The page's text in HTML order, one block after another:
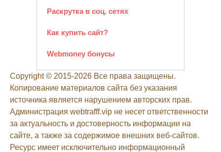
Раскрутка в соц. сетях
Как купить сайт?
Webmoney бонусы
Copyright © 2015-2026 Все права защищены.
Копирование материалов сайта без указания
источника является нарушением авторских прав.
Администрация webtrafff.vip не несет ответственности
за актуальность и достоверность информации на
сайте, а также за содержимое внешних веб-сайтов.
Ресурс имеет исключительно информационный